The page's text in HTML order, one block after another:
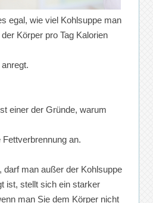
egal, wie viel Kohlsuppe man
Körper pro Tag Kalorien
einer der Gründe, warum
an.
man außer der Kohlsuppe
ist, stellt sich ein starker
man Sie dem Körper nicht